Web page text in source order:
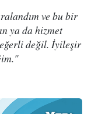
ve bu bir
ya da hizmet
değil. İyileşir